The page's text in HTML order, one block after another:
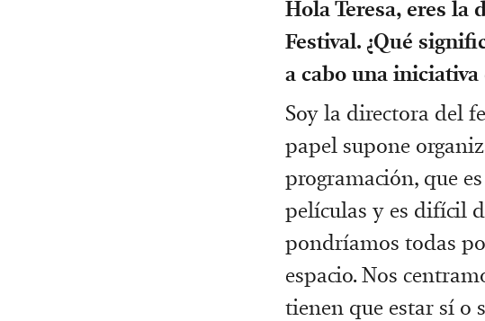
Hola Teresa, eres
Festival. ¿Qué
a cabo una iniciativa
Soy la directora del
papel supone
programación, que
películas y es difícil
pondríamos todas
espacio. Nos
tienen que estar sí o